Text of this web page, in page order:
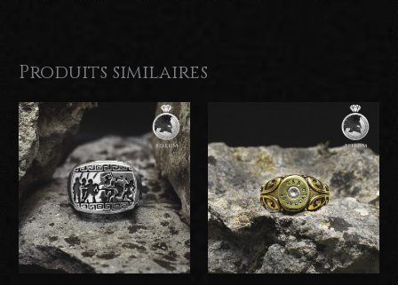
Produits similaires